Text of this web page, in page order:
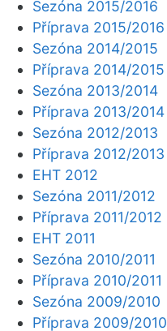
Sezóna 2015/2016
Příprava 2015/2016
Sezóna 2014/2015
Příprava 2014/2015
Sezóna 2013/2014
Příprava 2013/2014
Sezóna 2012/2013
Příprava 2012/2013
EHT 2012
Sezóna 2011/2012
Příprava 2011/2012
EHT 2011
Sezóna 2010/2011
Příprava 2010/2011
Sezóna 2009/2010
Příprava 2009/2010